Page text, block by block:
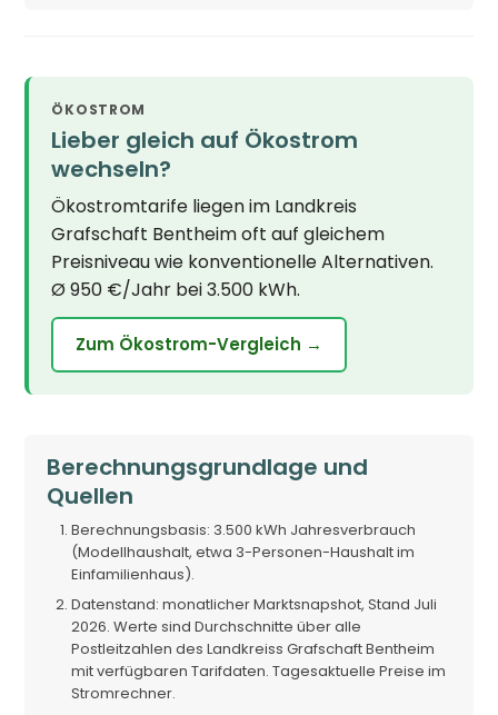
ÖKOSTROM
Lieber gleich auf Ökostrom
wechseln?
Ökostromtarife liegen im Landkreis
Grafschaft Bentheim oft auf gleichem
Preisniveau wie konventionelle Alternativen.
Ø 950 €/Jahr bei 3.500 kWh.
Zum Ökostrom-Vergleich →
Berechnungsgrundlage und
Quellen
Berechnungsbasis: 3.500 kWh Jahresverbrauch
(Modellhaushalt, etwa 3-Personen-Haushalt im
Einfamilienhaus).
Datenstand: monatlicher Marktsnapshot, Stand Juli
2026. Werte sind Durchschnitte über alle
Postleitzahlen des Landkreiss Grafschaft Bentheim
mit verfügbaren Tarifdaten. Tagesaktuelle Preise im
Stromrechner.